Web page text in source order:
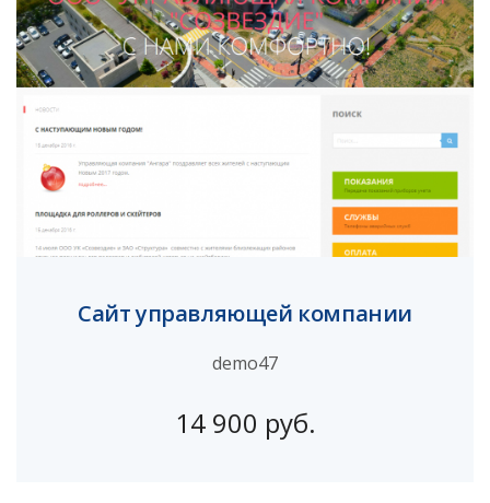
Сайт управляющей компании
demo47
14 900 руб.